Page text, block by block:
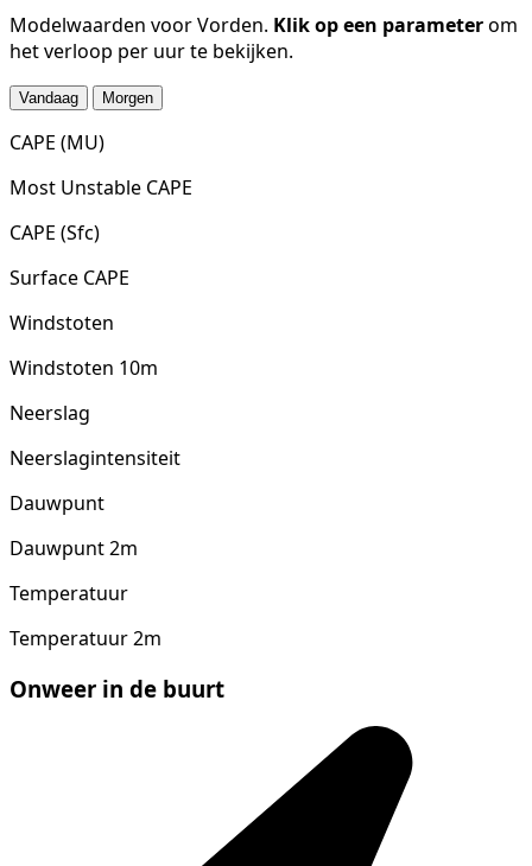
Modelwaarden voor Vorden. Klik op een parameterom
het verloop per uur te bekijken.
Vandaag Morgen
CAPE (MU)
Most Unstable CAPE
CAPE (Sfc)
Surface CAPE
Windstoten
Windstoten 10m
Neerslag
Neerslagintensiteit
Dauwpunt
Dauwpunt 2m
Temperatuur
Temperatuur 2m
Onweer in de buurt